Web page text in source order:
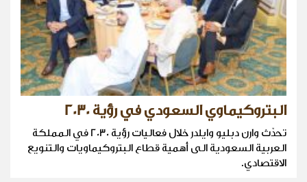
البتروكيماوي السعودي في رؤية 2030
تحدّث وارن دبليو وايلدر خلال فعاليات رؤية 2030 في المملكة
العربية السعودية الى أهمية قطاع البتروكيماويات والتنويع
الاقتصادي.